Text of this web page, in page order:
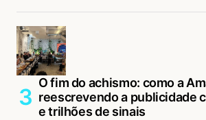
O fim do achismo: como a
reescrevendo a publicidade
e trilhões de sinais